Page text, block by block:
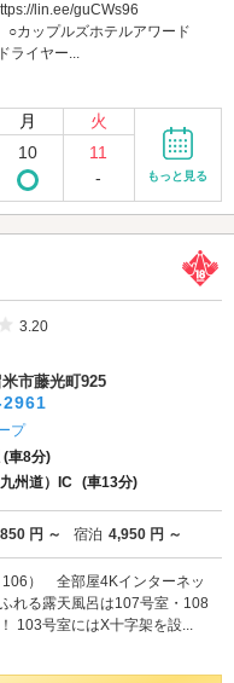
lin.ee/guCWs96
○カップルズホテルアワード
ライヤー...
月 火
10
11
-
もっと見る
5つ星のうち3
3.20
市藤光町925
プ
(車8分)
州道）IC (車13分)
円 ～ 宿泊 4,950 円 ～
） 全部屋4Kインターネッ
れる露天風呂は107号室・108
103号室にはX十字架を設...